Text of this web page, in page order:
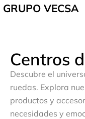
GRUPO VECSA
Centros
Descubre el
ruedas. Explora
productos y
necesidades y